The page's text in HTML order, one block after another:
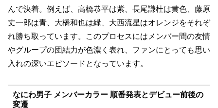
んで決着。例えば、高橋恭平は紫、長尾謙杜は黄色、藤原
丈一郎は青、大橋和也は緑、大西流星はオレンジをそれぞ
れ勝ち取っています。このプロセスにはメンバー間の友情
やグループの団結力が色濃く表れ、ファンにとっても思い
入れの深いエピソードとなっています。
なにわ男子 メンバーカラー 順番発表とデビュー前後の
変遷